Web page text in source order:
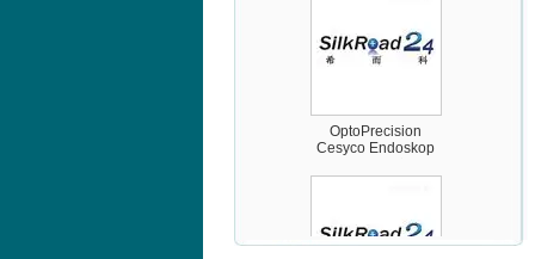
Cesyco Endoskop
HTO 38 内窥镜